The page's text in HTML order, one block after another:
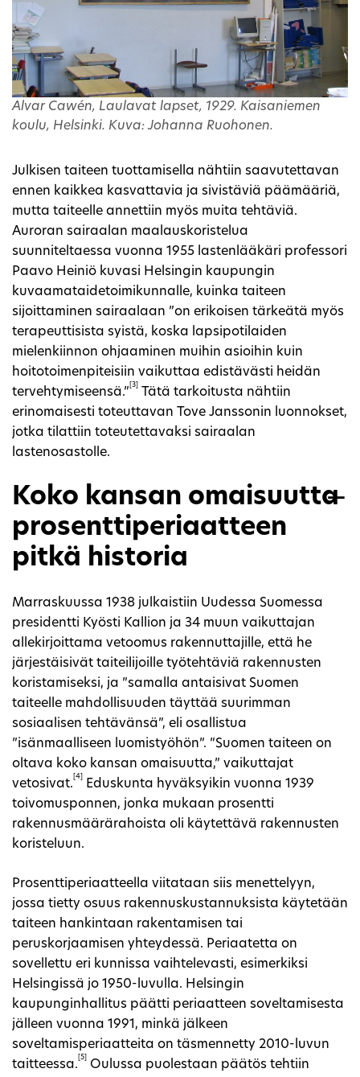
Alvar Cawén, Laulavat lapset, 1929. Kaisaniemen
koulu, Helsinki. Kuva: Johanna Ruohonen.
Julkisen taiteen tuottamisella nähtiin saavutettavan
ennen kaikkea kasvattavia ja sivistäviä päämääriä,
mutta taiteelle annettiin myös muita tehtäviä.
Auroran sairaalan maalauskoristelua
suunniteltaessa vuonna 1955 lastenlääkäri professori
Paavo Heiniö kuvasi Helsingin kaupungin
kuvaamataidetoimikunnalle, kuinka taiteen
sijoittaminen sairaalaan ”on erikoisen tärkeätä myös
terapeuttisista syistä, koska lapsipotilaiden
mielenkiinnon ohjaaminen muihin asioihin kuin
hoitotoimenpiteisiin vaikuttaa edistävästi heidän
tervehtymiseensä.”
[3]
Tätä tarkoitusta nähtiin
erinomaisesti toteuttavan Tove Janssonin luonnokset,
jotka tilattiin toteutettavaksi sairaalan
lastenosastolle.
Koko kansan omaisuutta ̶
prosenttiperiaatteen
pitkä historia
Marraskuussa 1938 julkaistiin Uudessa Suomessa
presidentti Kyösti Kallion ja 34 muun vaikuttajan
allekirjoittama vetoomus rakennuttajille, että he
järjestäisivät taiteilijoille työtehtäviä rakennusten
koristamiseksi, ja ”samalla antaisivat Suomen
taiteelle mahdollisuuden täyttää suurimman
sosiaalisen tehtävänsä”, eli osallistua
”isänmaalliseen luomistyöhön”. ”Suomen taiteen on
oltava koko kansan omaisuutta,” vaikuttajat
vetosivat.
[4]
Eduskunta hyväksyikin vuonna 1939
toivomusponnen, jonka mukaan prosentti
rakennusmäärärahoista oli käytettävä rakennusten
koristeluun.
Prosenttiperiaatteella viitataan siis menettelyyn,
jossa tietty osuus rakennuskustannuksista käytetään
taiteen hankintaan rakentamisen tai
peruskorjaamisen yhteydessä. Periaatetta on
sovellettu eri kunnissa vaihtelevasti, esimerkiksi
Helsingissä jo 1950-luvulla. Helsingin
kaupunginhallitus päätti periaatteen soveltamisesta
jälleen vuonna 1991, minkä jälkeen
soveltamisperiaatteita on täsmennetty 2010-luvun
taitteessa.
[5]
Oulussa puolestaan päätös tehtiin